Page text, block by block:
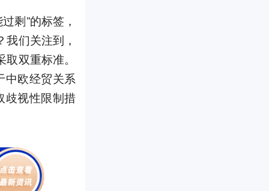
剩”的标签，
们关注到，
双重标准。
中欧经贸关系
歧视性限制措